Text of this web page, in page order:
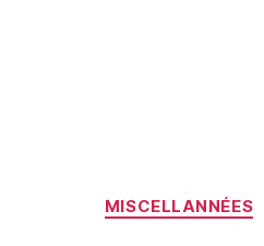
Catégories
MISCELLANNÉES